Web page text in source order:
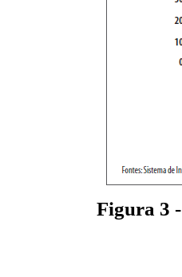
Figura 3 -